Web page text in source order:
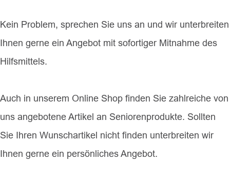
Kein Problem, sprechen Sie uns an und wir unterbreiten
Ihnen gerne ein Angebot mit sofortiger Mitnahme des
Hilfsmittels.
Auch in unserem Online Shop finden Sie zahlreiche von
uns angebotene Artikel an Seniorenprodukte. Sollten
Sie Ihren Wunschartikel nicht finden unterbreiten wir
Ihnen gerne ein persönliches Angebot.